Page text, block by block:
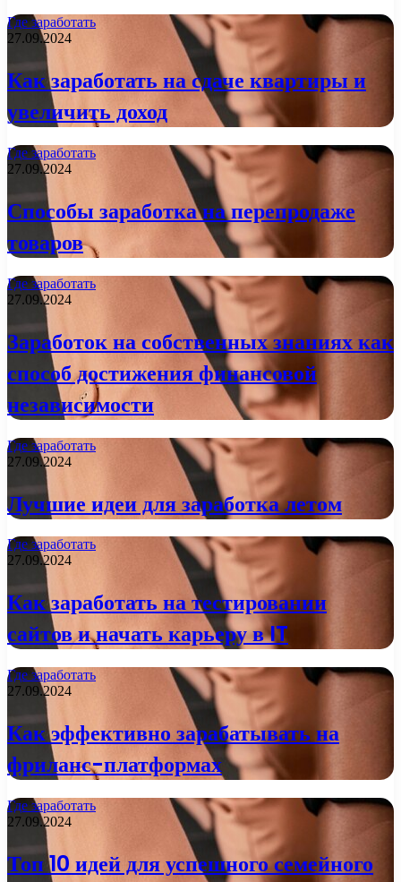
Где заработать
27.09.2024
Как заработать на сдаче квартиры и
увеличить доход
Где заработать
27.09.2024
Способы заработка на перепродаже
товаров
Где заработать
27.09.2024
Заработок на собственных знаниях как
способ достижения финансовой
независимости
Где заработать
27.09.2024
Лучшие идеи для заработка летом
Где заработать
27.09.2024
Как заработать на тестировании
сайтов и начать карьеру в IT
Где заработать
27.09.2024
Как эффективно зарабатывать на
фриланс-платформах
Где заработать
27.09.2024
Топ 10 идей для успешного семейного